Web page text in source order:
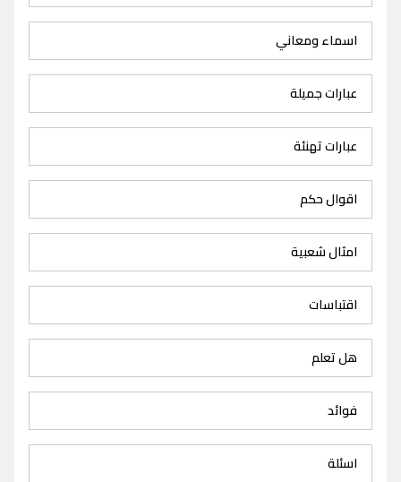
اسماء ومعاني
عبارات جميلة
عبارات تهنئة
اقوال حكم
امثال شعبية
اقتباسات
هل تعلم
فوائد
اسئلة